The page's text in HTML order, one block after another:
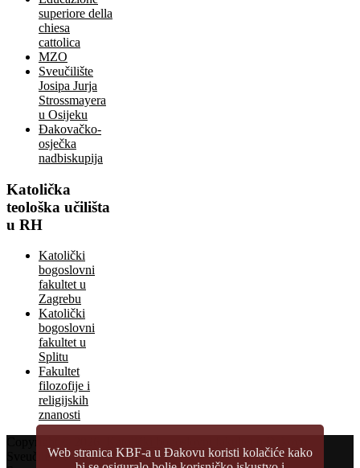
superiore della
chiesa
cattolica
MZO
Sveučilište
Josipa Jurja
Strossmayera
u Osijeku
Đakovačko-
osječka
nadbiskupija
Katolička
teološka učilišta
u RH
Katolički
bogoslovni
fakultet u
Zagrebu
Katolički
bogoslovni
fakultet u
Splitu
Fakultet
filozofije i
religijskih
znanosti
Sveučilište Josipa Jurja Strossmayera u Osijeku
Web stranica KBF-a u Đakovu koristi kolačiće kako